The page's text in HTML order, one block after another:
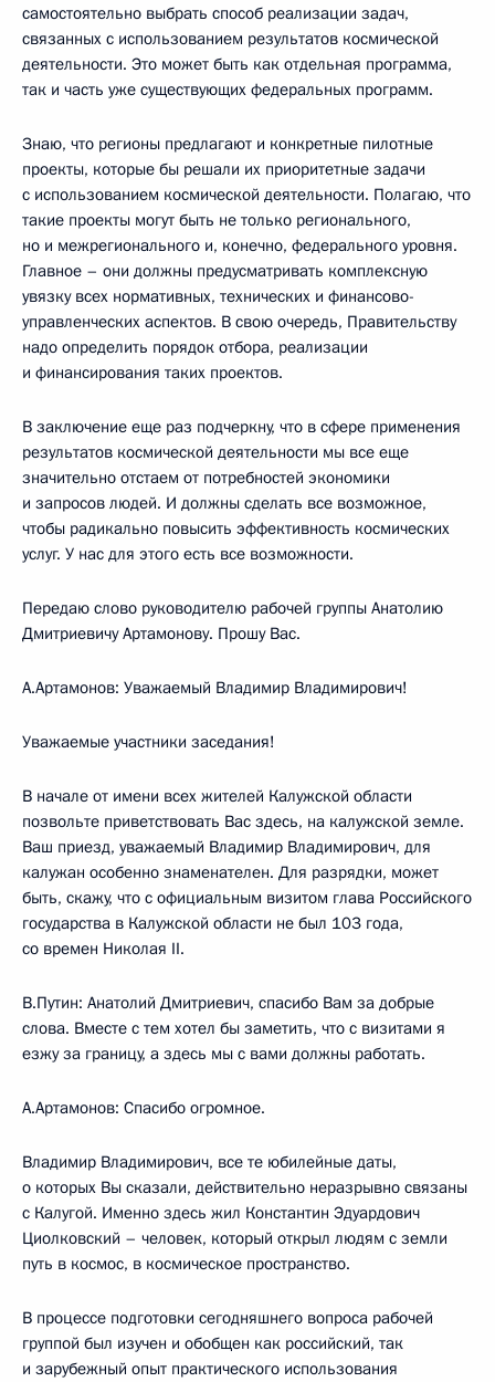
самостоятельно выбрать способ реализации задач,
связанных с использованием результатов космической
деятельности. Это может быть как отдельная программа,
так и часть уже существующих федеральных программ.
Знаю, что регионы предлагают и конкретные пилотные
проекты, которые бы решали их приоритетные задачи
с использованием космической деятельности. Полагаю, что
такие проекты могут быть не только регионального,
но и межрегионального и, конечно, федерального уровня.
Главное – они должны предусматривать комплексную
увязку всех нормативных, технических и финансово-
управленческих аспектов. В свою очередь, Правительству
надо определить порядок отбора, реализации
и финансирования таких проектов.
В заключение еще раз подчеркну, что в сфере применения
результатов космической деятельности мы все еще
значительно отстаем от потребностей экономики
и запросов людей. И должны сделать все возможное,
чтобы радикально повысить эффективность космических
услуг. У нас для этого есть все возможности.
Передаю слово руководителю рабочей группы Анатолию
Дмитриевичу Артамонову. Прошу Вас.
А.Артамонов: Уважаемый Владимир Владимирович!
Уважаемые участники заседания!
В начале от имени всех жителей Калужской области
позвольте приветствовать Вас здесь, на калужской земле.
Ваш приезд, уважаемый Владимир Владимирович, для
калужан особенно знаменателен. Для разрядки, может
быть, скажу, что с официальным визитом глава Российского
государства в Калужской области не был 103 года,
со времен Николая II.
В.Путин: Анатолий Дмитриевич, спасибо Вам за добрые
слова. Вместе с тем хотел бы заметить, что с визитами я
езжу за границу, а здесь мы с вами должны работать.
А.Артамонов: Спасибо огромное.
Владимир Владимирович, все те юбилейные даты,
о которых Вы сказали, действительно неразрывно связаны
с Калугой. Именно здесь жил Константин Эдуардович
Циолковский – человек, который открыл людям с земли
путь в космос, в космическое пространство.
В процессе подготовки сегодняшнего вопроса рабочей
группой был изучен и обобщен как российский, так
и зарубежный опыт практического использования